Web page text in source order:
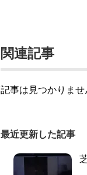
関連記事
記事は見つかりませ
最近更新した記事